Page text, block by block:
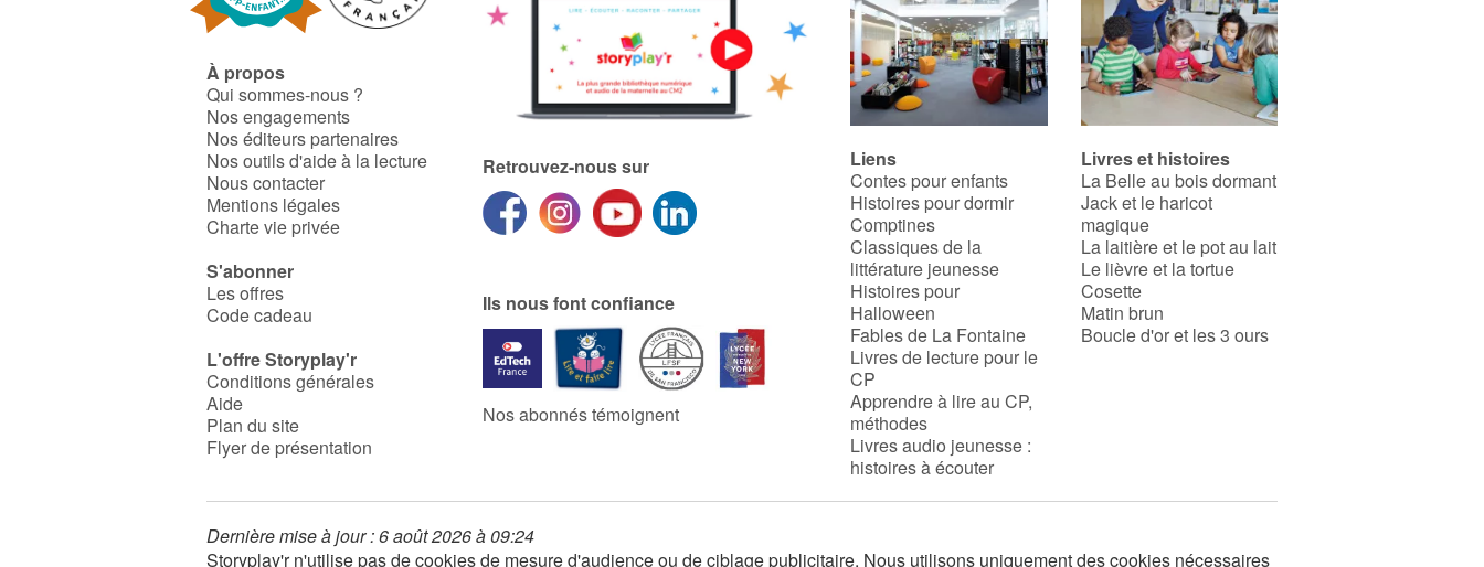
À propos
Qui sommes-nous ?
Nos engagements
Nos éditeurs partenaires
Nos outils d'aide à la lecture
Nous contacter
Mentions légales
Charte vie privée
S'abonner
Les offres
Code cadeau
L'offre Storyplay'r
Conditions générales
Aide
Plan du site
Flyer de présentation
Retrouvez-nous sur
Ils nous font confiance
Nos abonnés témoignent
Liens
Contes pour enfants
Histoires pour dormir
Comptines
Classiques de la
littérature jeunesse
Histoires pour
Halloween
Fables de La Fontaine
Livres de lecture pour le
CP
Apprendre à lire au CP,
méthodes
Livres audio jeunesse :
histoires à écouter
Livres et histoires
La Belle au bois dormant
Jack et le haricot
magique
La laitière et le pot au lait
Le lièvre et la tortue
Cosette
Matin brun
Boucle d'or et les 3 ours
Dernière mise à jour : 6 août 2026 à 09:24
Storyplay'r n'utilise pas de cookies de mesure d'audience ou de ciblage publicitaire. Nous utilisons uniquement des cookies nécessaires